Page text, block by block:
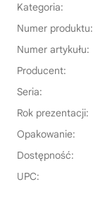
Kategoria:
Numer produktu:
Numer artykułu:
Producent:
Seria:
Rok prezentacji:
Opakowanie:
Dostępność:
UPC: